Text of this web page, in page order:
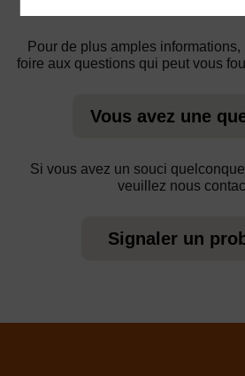
Pour de plus amples
foire aux questions qui peut vous
Vous avez une
Si vous avez un souci
veuillez nous
Signaler un